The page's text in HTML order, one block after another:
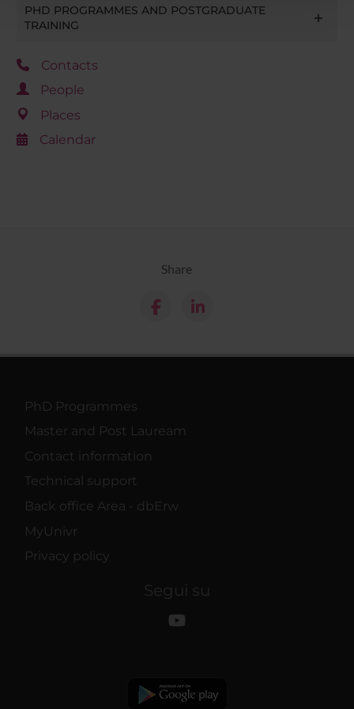
con altre informazioni che hai fornito loro o che hanno
raccolto dal tuo utilizzo dei loro servizi.
PHD PROGRAMMES AND POSTGRADUATE
TRAINING
Contacts
People
Places
Calendar
Share
PhD Programmes
Master and Post Lauream
Contact information
Technical support
Back office Area - dbErw
MyUnivr
Privacy policy
Segui su